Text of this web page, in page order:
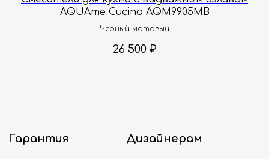
AQUAme Cucina AQM9905MB
Черный матовый
26 500 ₽
Политика конфиденциальности